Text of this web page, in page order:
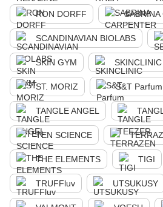
RON DORFF SABRINA
SCANDINAVIAN BIOLABS
SKIN GYM SKINCLINIC
ST. MORIZ S&T Parfum
TANGLE ANGEL
TEN SCIENCE
THE ELEMENTS TIGI
TRUFFluv UTSUKUSY